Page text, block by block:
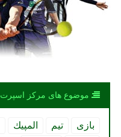
موضوع های مركز اسپرت
بازی تیم المپیك